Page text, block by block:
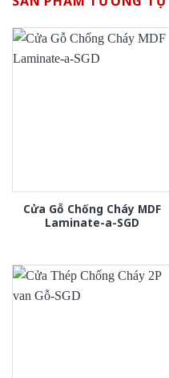
Cửa Gỗ Chống Cháy MDF
Laminate-a-SGD